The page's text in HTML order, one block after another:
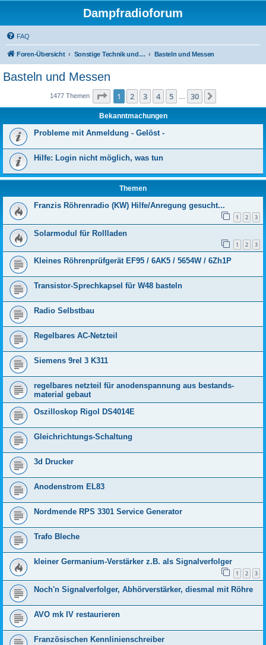
Dampfradioforum
FAQ
Foren-Übersicht Sonstige Technik und Unterhaltungselektronik Basteln und Messen
Basteln und Messen
1477 Themen Seite 1von 30
1 2 3 4 5 30
Bekanntmachungen
Probleme mit Anmeldung - Gelöst -
Hilfe: Login nicht möglich, was tun
Themen
Franzis Röhrenradio (KW) Hilfe/Anregung gesucht...
1 2 3
Solarmodul für Rollladen
1 2 3
Kleines Röhrenprüfgerät EF95 / 6AK5 / 5654W / 6Zh1P
Transistor-Sprechkapsel für W48 basteln
Radio Selbstbau
Regelbares AC-Netzteil
Siemens 9rel 3 K311
regelbares netzteil für anodenspannung aus bestands-
material gebaut
Oszilloskop Rigol DS4014E
Gleichrichtungs-Schaltung
3d Drucker
Anodenstrom EL83
Nordmende RPS 3301 Service Generator
Trafo Bleche
kleiner Germanium-Verstärker z.B. als Signalverfolger
1 2 3
Noch'n Signalverfolger, Abhörverstärker, diesmal mit Röhre
AVO mk IV restaurieren
Französischen Kennlinienschreiber